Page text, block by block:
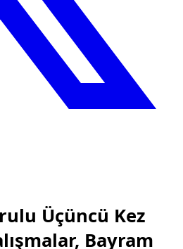
Üçüncü Kez
Bayram